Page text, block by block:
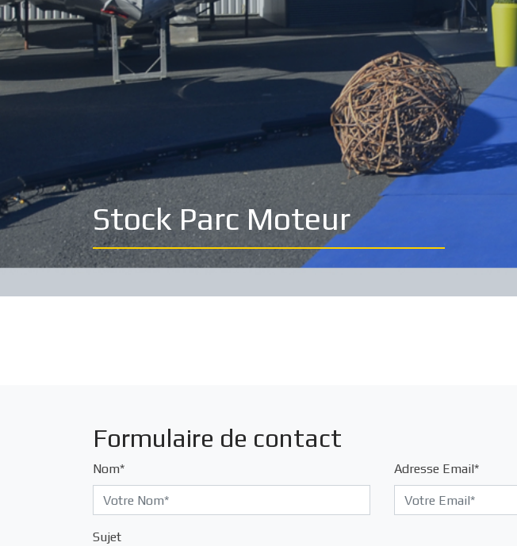
Stock Parc Moteur
Formulaire de contact
Nom* Adresse Email*
Sujet